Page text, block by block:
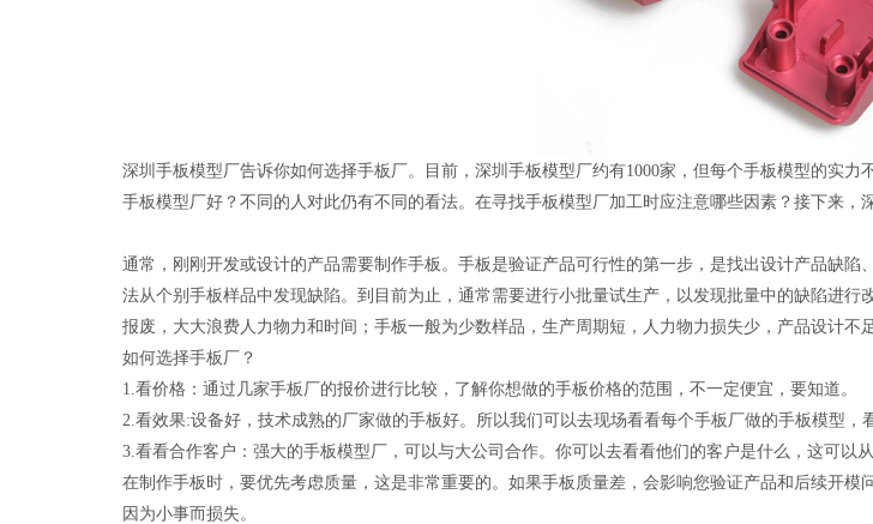
深圳手板模型厂告诉你如何选择手板厂。目前，深圳手板模型厂约有1000家，但每个手板模型的实
手板模型厂好？不同的人对此仍有不同的看法。在寻找手板模型厂加工时应注意哪些因素？接下来，
通常，刚刚开发或设计的产品需要制作手板。手板是验证产品可行性的第一步，是找出设计产品缺
法从个别手板样品中发现缺陷。到目前为止，通常需要进行小批量试生产，以发现批量中的缺陷进
报废，大大浪费人力物力和时间；手板一般为少数样品，生产周期短，人力物力损失少，产品设计不
如何选择手板厂？
1.看价格：通过几家手板厂的报价进行比较，了解你想做的手板价格的范围，不一定便宜，要知道。
2.看效果:设备好，技术成熟的厂家做的手板好。所以我们可以去现场看看每个手板厂做的手板模型，
3.看看合作客户：强大的手板模型厂，可以与大公司合作。你可以去看看他们的客户是什么，这可以
在制作手板时，要优先考虑质量，这是非常重要的。如果手板质量差，会影响您验证产品和后续开
因为小事而损失。